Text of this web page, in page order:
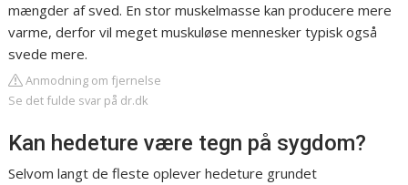
mængder af sved. En stor muskelmasse kan producere mere
varme, derfor vil meget muskuløse mennesker typisk også
svede mere.
Anmodning om fjernelse
Se det fulde svar på dr.dk
Kan hedeture være tegn på sygdom?
Selvom langt de fleste oplever hedeture grundet